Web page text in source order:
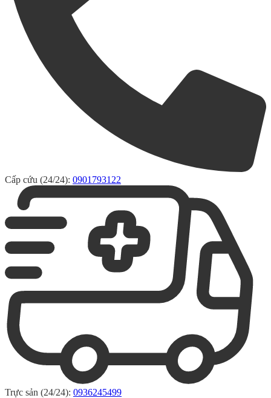
Cấp cứu (24/24): 0901793122
Trực sản (24/24): 0936245499